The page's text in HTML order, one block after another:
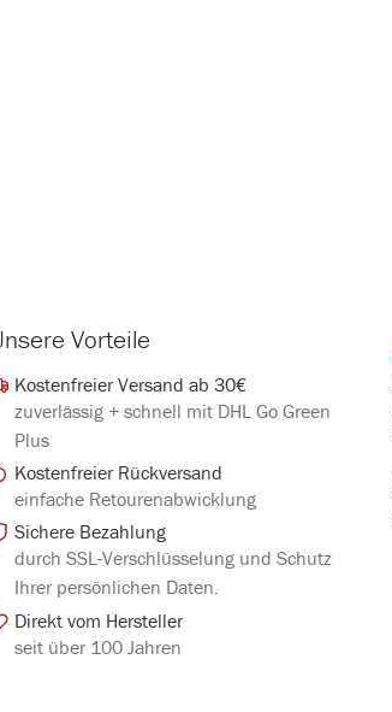
Vorteile
Kostenfreier Versand ab 30€
zuverlässig + schnell mit DHL Go Green
Plus
Kostenfreier Rückversand
einfache Retourenabwicklung
Sichere Bezahlung
durch SSL-Verschlüsselung und Schutz
Ihrer persönlichen Daten.
Direkt vom Hersteller
seit über 100 Jahren